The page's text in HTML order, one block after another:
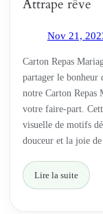
Attrape rêve
Nov 21,
Carton Repas
partager le bonheur
notre Carton Repas
votre faire-part.
visuelle de motifs
douceur et la joie
Lire la suite